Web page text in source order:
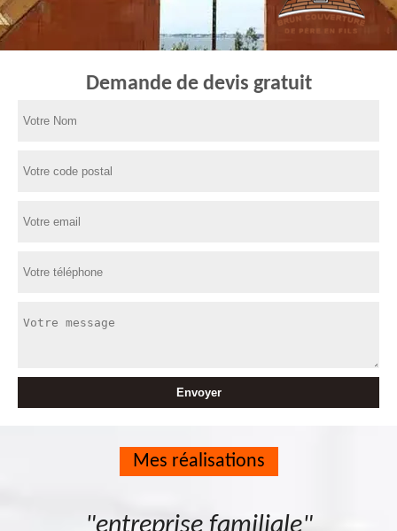
Demande de devis gratuit
Mes réalisations